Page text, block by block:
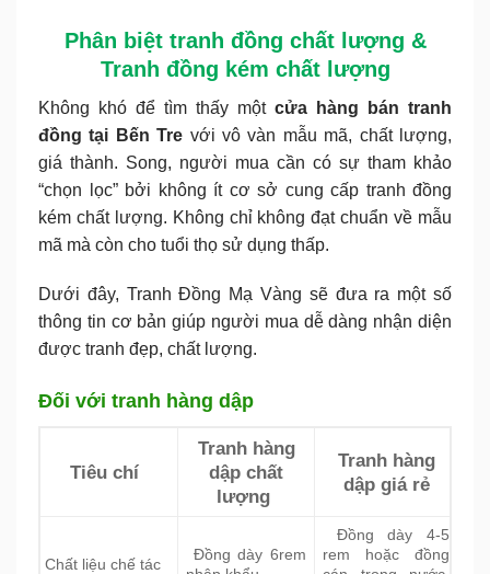
Phân biệt tranh đồng chất lượng &
Tranh đồng kém chất lượng
Không khó để tìm thấy một cửa hàng bán tranh
đồng tại Bến Tre với vô vàn mẫu mã, chất lượng,
giá thành. Song, người mua cần có sự tham khảo
“chọn lọc” bởi không ít cơ sở cung cấp tranh đồng
kém chất lượng. Không chỉ không đạt chuẩn về mẫu
mã mà còn cho tuổi thọ sử dụng thấp.
Dưới đây, Tranh Đồng Mạ Vàng sẽ đưa ra một số
thông tin cơ bản giúp người mua dễ dàng nhận diện
được tranh đẹp, chất lượng.
Đối với tranh hàng dập
Tiêu chí
Tranh hàng
dập chất
lượng
Tranh hàng
dập giá rẻ
Chất liệu chế tác
Đồng dày 6rem
Đồng dày 4-5
rem hoặc đồng